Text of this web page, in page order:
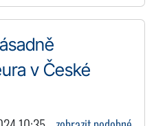
v České